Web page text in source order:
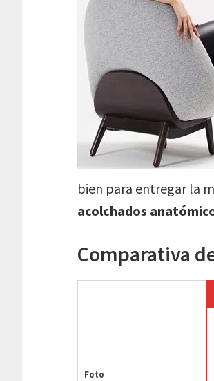
bien para entregar la
acolchados
Comparativa
Foto